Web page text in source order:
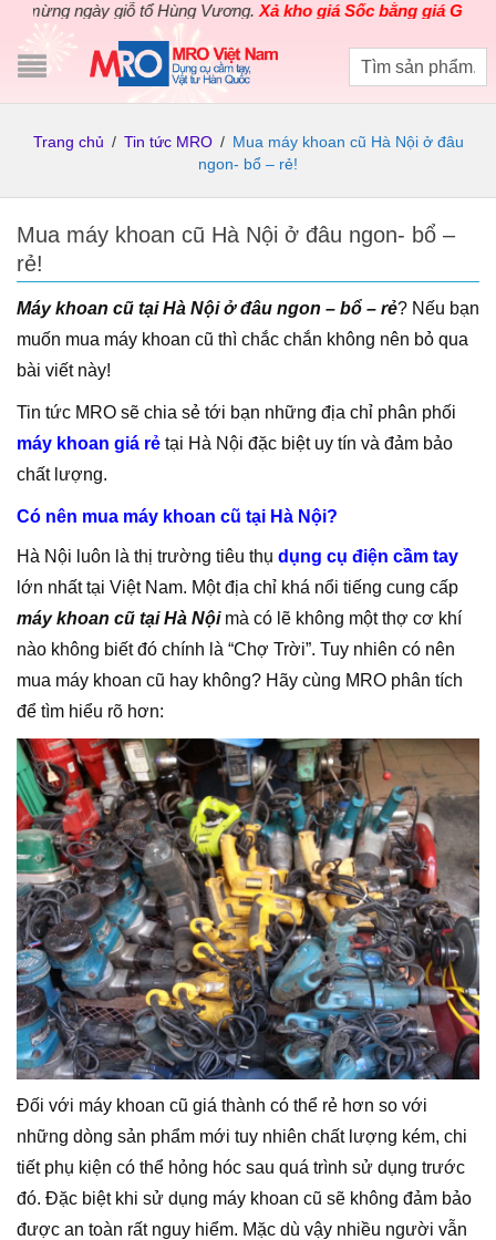
ngày giỗ tổ Hùng Vương.Xả kho giá Sốc bằng giá Gốccho
Trang chủ / Tin tức MRO / Mua máy khoan cũ Hà Nội ở đâu
ngon- bổ – rẻ!
Mua máy khoan cũ Hà Nội ở đâu ngon- bổ –
rẻ!
Máy khoan cũ tại Hà Nội ở đâu ngon – bổ – rẻ? Nếu bạn
muốn mua máy khoan cũ thì chắc chắn không nên bỏ qua
bài viết này!
Tin tức MRO sẽ chia sẻ tới bạn những địa chỉ phân phối
máy khoan giá rẻ tại Hà Nội đặc biệt uy tín và đảm bảo
chất lượng.
Có nên mua máy khoan cũ tại Hà Nội?
Hà Nội luôn là thị trường tiêu thụ dụng cụ điện cầm tay
lớn nhất tại Việt Nam. Một địa chỉ khá nổi tiếng cung cấp
máy khoan cũ tại Hà Nộimà có lẽ không một thợ cơ khí
nào không biết đó chính là “Chợ Trời”. Tuy nhiên có nên
mua máy khoan cũ hay không? Hãy cùng MRO phân tích
để tìm hiểu rõ hơn:
Đối với máy khoan cũ giá thành có thể rẻ hơn so với
những dòng sản phẩm mới tuy nhiên chất lượng kém, chi
tiết phụ kiện có thể hỏng hóc sau quá trình sử dụng trước
đó. Đặc biệt khi sử dụng máy khoan cũ sẽ không đảm bảo
được an toàn rất nguy hiểm. Mặc dù vậy nhiều người vẫn